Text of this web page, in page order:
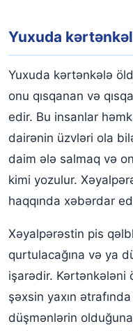
Yuxuda
Yuxuda kərtənkələ
onu qısqanan və
edir. Bu insanlar
dairənin üzvləri ola
daim ələ salmaq və
kimi yozulur.
haqqında xəbərdar
Xəyalpərəstin pis
qurtulacağına və ya
işarədir. Kərtənkələni
şəxsin yaxın
düşmənlərin